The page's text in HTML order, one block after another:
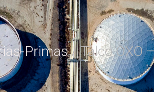
Primas/ Talco OXO